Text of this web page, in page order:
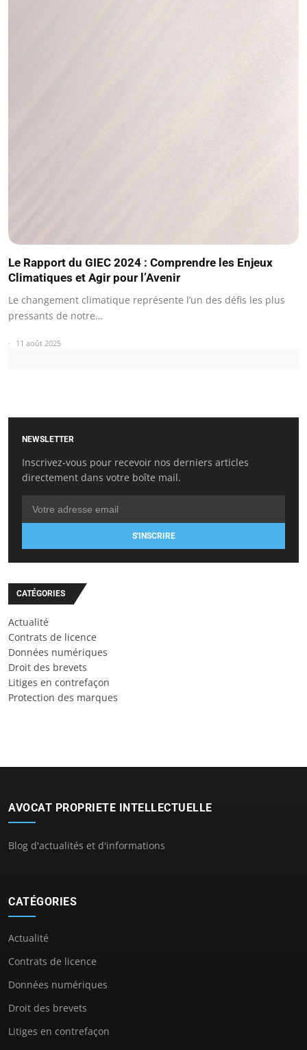
Le Rapport du GIEC 2024 : Comprendre les Enjeux
Climatiques et Agir pour l’Avenir
Le changement climatique représente l’un des défis les plus
pressants de notre…
11 août 2025
NEWSLETTER
Inscrivez-vous pour recevoir nos derniers articles
directement dans votre boîte mail.
S'INSCRIRE
CATÉGORIES
Actualité
Contrats de licence
Données numériques
Droit des brevets
Litiges en contrefaçon
Protection des marques
AVOCAT PROPRIETE INTELLECTUELLE
Blog d'actualités et d'informations
CATÉGORIES
Actualité
Contrats de licence
Données numériques
Droit des brevets
Litiges en contrefaçon